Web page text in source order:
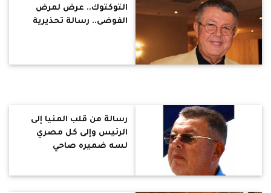
التوكتوك.. عرض لمرض
الفوضى.. رسالة تحذيرية
رسالة من قلب المنيا إلى
الرئيس وإلى كل مصري
لسه ضميره صاحي